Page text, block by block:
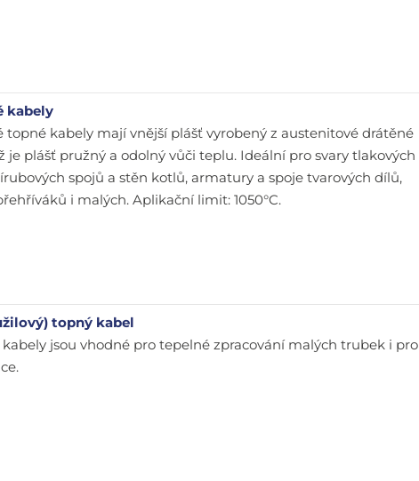
kabely
topné kabely mají vnější plášť vyrobený z austenitové drátěné
je plášť pružný a odolný vůči teplu. Ideální pro svary tlakových
spojů a stěn kotlů, armatury a spoje tvarových dílů,
i malých. Aplikační limit: 1050°C.
topný kabel
jsou vhodné pro tepelné zpracování malých trubek i pro